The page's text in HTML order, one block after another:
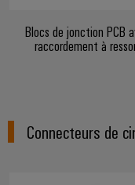
des
jonction
enfichables
et
générateur
PV
bus
de
Blocs de jonction PCB
raccordement à
Connecteurs de